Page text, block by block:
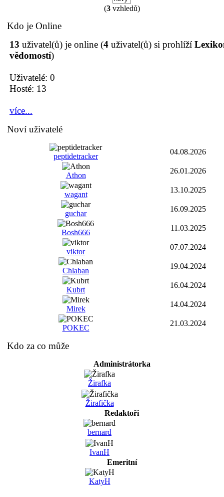
(3vzhledů)
Kdo je Online
13 uživatel(ů) je online (4 uživatel(ů) si prohlíží
vědomostí)
Uživatelé: 0
Hosté: 13
více...
Noví uživatelé
peptidetracker
04.08.2026
Athon
26.01.2026
wagant
13.10.2025
guchar
16.09.2025
Bosh666
11.03.2025
viktor
07.07.2024
Chlaban
19.04.2024
Kubrt
16.04.2024
Mirek
14.04.2024
POKEC
21.03.2024
Kdo za co může
Administrátorka
Žirafka
Žirafička
Redaktoři
bernard
IvanH
Emeritní
KatyH